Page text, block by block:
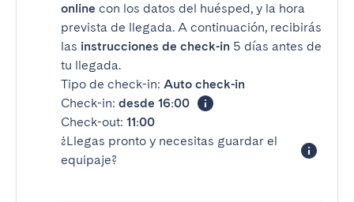
online con los datos del huésped, y la hora
prevista de llegada. A continuación, recibirás
las instrucciones de check-in 5 días antes de
tu llegada.
Tipo de check-in: Auto check-in
Check-in: desde 16:00
Check-out: 11:00
¿Llegas pronto y necesitas guardar el
equipaje?